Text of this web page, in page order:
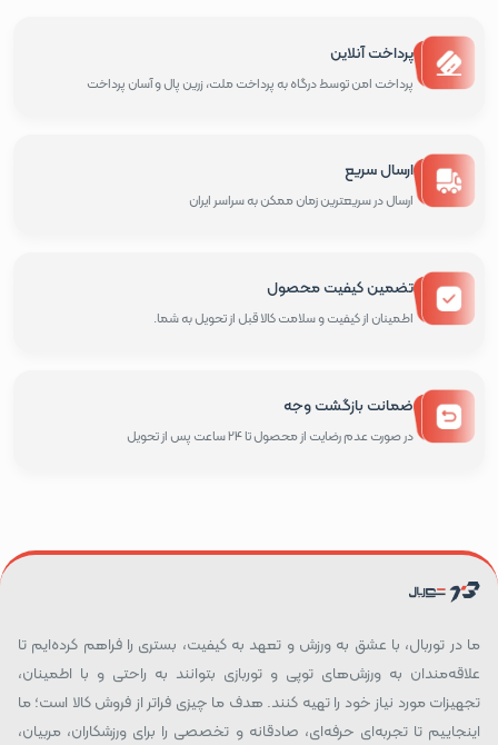
پرداخت آنلاین
پرداخت امن توسط درگاه به پرداخت ملت، زرین پال و آسان پرداخت
ارسال سریع
ارسال در سریعترین زمان ممکن به سراسر ایران
تضمین کیفیت محصول
اطمینان از کیفیت و سلامت کالا قبل از تحویل به شما.
ضمانت بازگشت وجه
در صورت عدم رضایت از محصول تا 24 ساعت پس از تحویل
ما در توربال، با عشق به ورزش و تعهد به کیفیت، بستری را فراهم کرده‌ایم تا
علاقه‌مندان به ورزش‌های توپی و توربازی بتوانند به راحتی و با اطمینان،
تجهیزات مورد نیاز خود را تهیه کنند. هدف ما چیزی فراتر از فروش کالا است؛ ما
اینجاییم تا تجربه‌ای حرفه‌ای، صادقانه و تخصصی را برای ورزشکاران، مربیان،